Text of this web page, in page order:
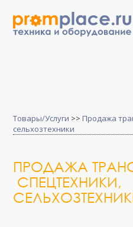
Товары/Услуги >> Продажа
сельхозтехники
ПРОДАЖА
СПЕЦТЕХНИКИ,